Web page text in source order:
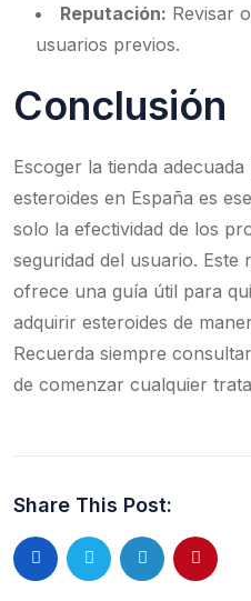
Reputación: Revisar
usuarios previos.
Conclusión
Escoger la tienda
esteroides en España es
solo la efectividad de los
seguridad del usuario. Este
ofrece una guía útil para
adquirir esteroides de
Recuerda siempre
de comenzar cualquier
Share This Post: